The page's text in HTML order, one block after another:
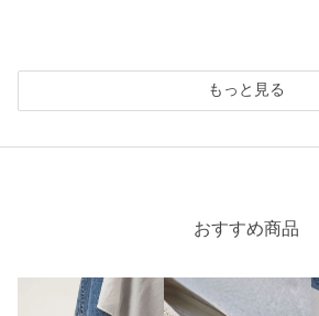
ちょうどよい
入。サンダルで行かれないところへ履い
に重宝しそう。
もっと見る
おすすめ商品